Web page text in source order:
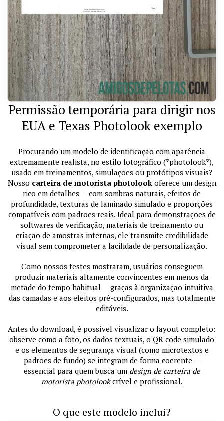
Permissão temporária para dirigir nos
EUA e Texas Photolook exemplo
Procurando um modelo de identificação com aparência
extremamente realista, no estilo fotográfico (*photolook*),
usado em treinamentos, simulações ou protótipos visuais?
Nosso carteira de motorista photolookoferece um design
rico em detalhes — com sombras naturais, efeitos de
profundidade, texturas de laminado simulado e proporções
compatíveis com padrões reais. Ideal para demonstrações de
softwares de verificação, materiais de treinamento ou
criação de amostras internas, ele transmite credibilidade
visual sem comprometer a facilidade de personalização.
Como nossos testes mostraram, usuários conseguem
produzir materiais altamente convincentes em menos da
metade do tempo habitual — graças à organização intuitiva
das camadas e aos efeitos pré-configurados, mas totalmente
editáveis.
Antes do download, é possível visualizar o layout completo:
observe como a foto, os dados textuais, o QR code simulado
e os elementos de segurança visual (como microtextos e
padrões de fundo) se integram de forma coerente —
essencial para quem busca um design de carteira de
motorista photolookcrível e profissional.
O que este modelo inclui?